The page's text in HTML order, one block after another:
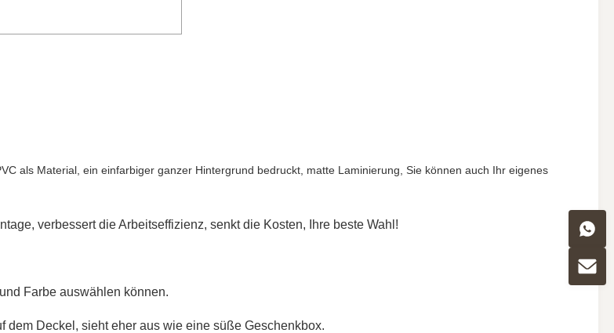
als Material, ein einfarbiger ganzer Hintergrund bedruckt, matte Laminierung, Sie können auch Ihr eigenes
verbessert die Arbeitseffizienz, senkt die Kosten, Ihre beste Wahl!
Farbe auswählen können.
Deckel, sieht eher aus wie eine süße Geschenkbox.